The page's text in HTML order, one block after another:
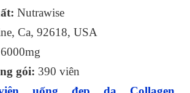
Nutrawise
Ca, 92618, USA
6000mg
gói: 390 viên